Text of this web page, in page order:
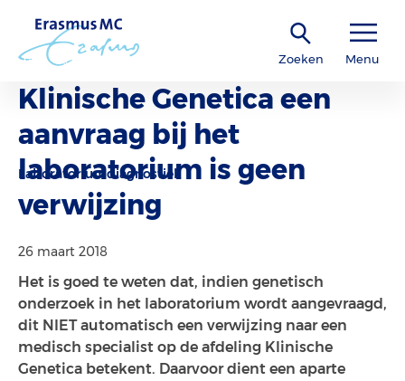
Zoeken Menu
Laboratoriumdiagnostiek
Klinische Genetica een
aanvraag bij het
laboratorium is geen
verwijzing
26 maart 2018
Het is goed te weten dat, indien genetisch
onderzoek in het laboratorium wordt aangevraagd,
dit NIET automatisch een verwijzing naar een
medisch specialist op de afdeling Klinische
Genetica betekent. Daarvoor dient een aparte